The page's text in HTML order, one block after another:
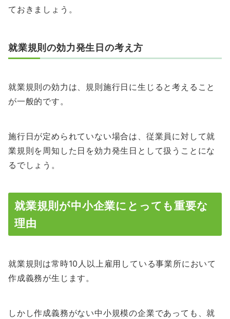
ておきましょう。
就業規則の効力発生日の考え方
就業規則の効力は、規則施行日に生じると考えること
が一般的です。
施行日が定められていない場合は、従業員に対して就
業規則を周知した日を効力発生日として扱うことにな
るでしょう。
就業規則が中小企業にとっても重要な
理由
就業規則は常時10人以上雇用している事業所において
作成義務が生じます。
しかし作成義務がない中小規模の企業であっても、就